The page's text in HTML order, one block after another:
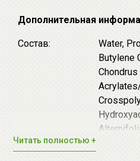
предотвращает появление
инфекции, вызывающие
♦ Комплекс
(экстракты
мяты и масла розмарина)
болевые ощущения в очагах
уменьшению воспалений и
интенсивность выделения
Дополнительная
Состав:
Water,
Butylene
Читать полностью +